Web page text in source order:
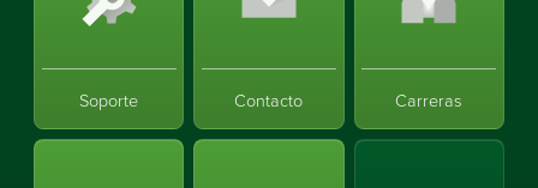
Soporte Contacto Carreras